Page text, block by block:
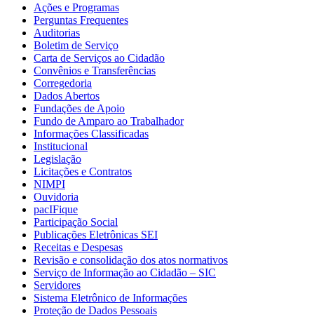
Ações e Programas
Perguntas Frequentes
Auditorias
Boletim de Serviço
Carta de Serviços ao Cidadão
Convênios e Transferências
Corregedoria
Dados Abertos
Fundações de Apoio
Fundo de Amparo ao Trabalhador
Informações Classificadas
Institucional
Legislação
Licitações e Contratos
NIMPI
Ouvidoria
pacIFique
Participação Social
Publicações Eletrônicas SEI
Receitas e Despesas
Revisão e consolidação dos atos normativos
Serviço de Informação ao Cidadão – SIC
Servidores
Sistema Eletrônico de Informações
Proteção de Dados Pessoais